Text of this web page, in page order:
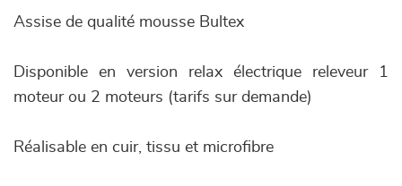
Assise de qualité mousse Bultex
Disponible en version relax électrique releveur 1
moteur ou 2 moteurs (tarifs sur demande)
Réalisable en cuir, tissu et microfibre